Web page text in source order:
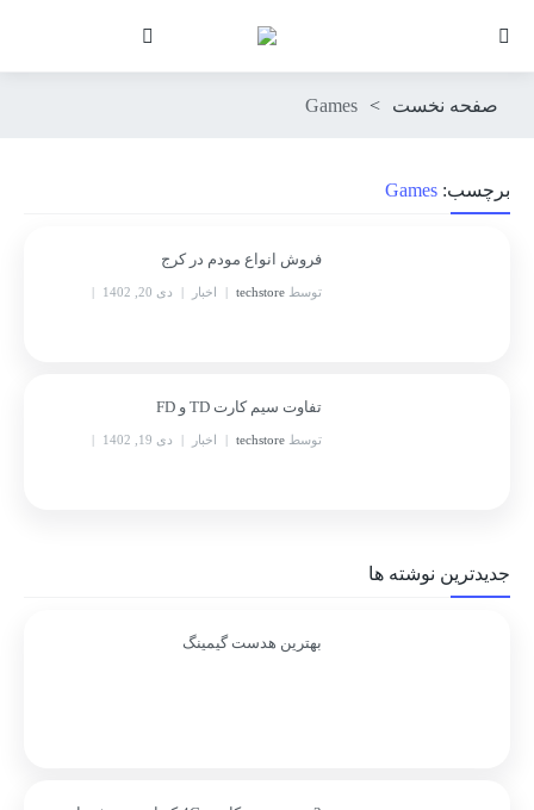
صفحه نخست >
Games
برچسب: Games
فروش انواع مودم در کرج
توسطtechstore اخبار
دی 20, 1402
تفاوت سیم کارت TD و FD
توسطtechstore اخبار
دی 19, 1402
جدیدترین نوشته ها
بهترین هدست گیمینگ